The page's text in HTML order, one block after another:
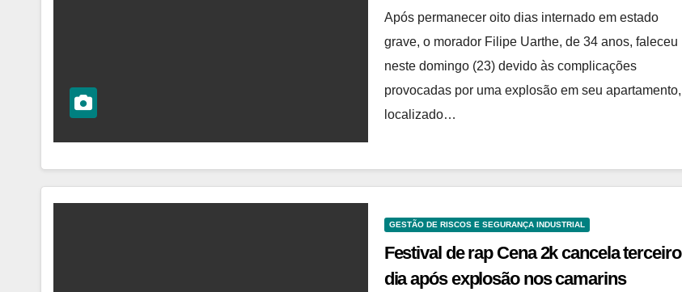
Após permanecer oito dias internado em estado
grave, o morador Filipe Uarthe, de 34 anos, faleceu
neste domingo (23) devido às complicações
provocadas por uma explosão em seu apartamento,
localizado…
GESTÃO DE RISCOS E SEGURANÇA INDUSTRIAL
Festival de rap Cena 2k cancela terceiro
dia após explosão nos camarins